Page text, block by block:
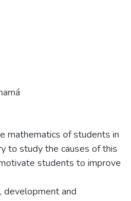
mathematics of students in
to study the causes of this
students to improve
development and